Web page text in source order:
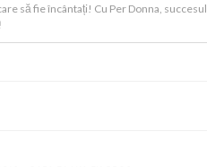
să fie încântați! Cu Per Donna,